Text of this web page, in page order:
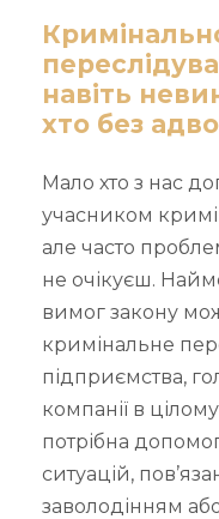
навіть
хто без
Мало хто з нас
учасником
але часто
не очікуєш.
вимог закону
кримінальне
підприємства,
компанії в
потрібна
ситуацій,
заволодінням